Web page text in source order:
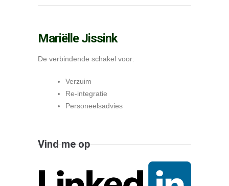
Mariëlle Jissink
De verbindende schakel voor:
Verzuim
Re-integratie
Personeelsadvies
Vind me op